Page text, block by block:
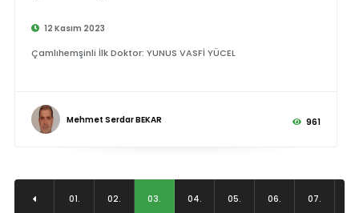
12 Kasım 2023
Çamlıhemşinli İlk Doktor: YUNUS VASFİ YÜCEL
Mehmet Serdar BEKAR 961
01. 02. 03. 04. 05. 06. 07.